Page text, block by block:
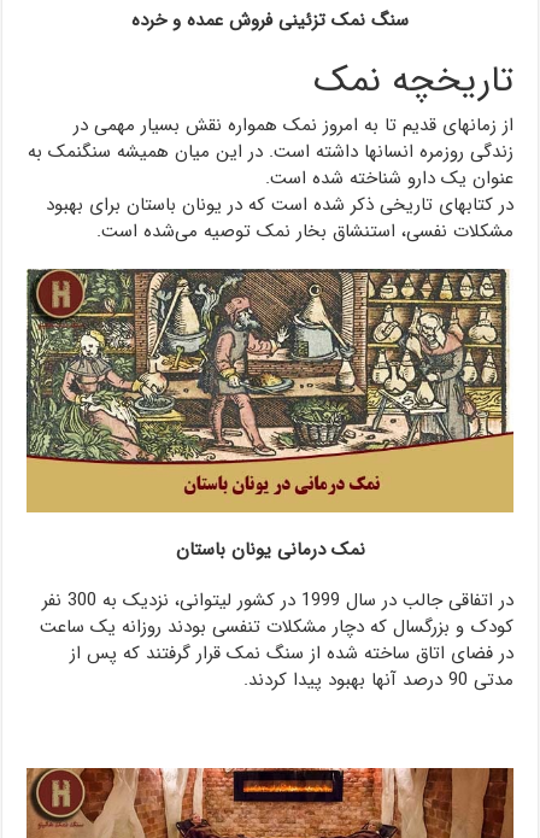
سنگ نمک تزئینی فروش عمده و خرده
تاریخچه نمک
از زمانهای قدیم تا به امروز نمک همواره نقش بسیار مهمی در
زندگی روزمره انسانها داشته است. در این میان همیشه سنگنمک به
عنوان یک دارو شناخته شده است.
در کتابهای تاریخی ذکر شده است که در یونان باستان برای بهبود
مشکلات نفسی، استنشاق بخار نمک توصیه می‌شده است.
نمک درمانی یونان باستان
در اتفاقی جالب در سال 1999 در کشور لیتوانی، نزدیک به 300 نفر
کودک و بزرگسال که دچار مشکلات تنفسی بودند روزانه یک ساعت
در فضای اتاق ساخته شده از سنگ نمک قرار گرفتند که پس از
مدتی 90 درصد آنها بهبود پیدا کردند.